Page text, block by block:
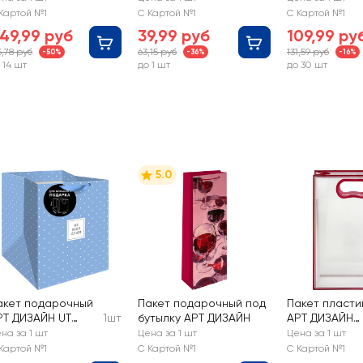
напитков
№1
руб
руб -50%
14 шт
0,5cмх10м
С Картой №1
39,99 руб
63,15 руб -36%
до 1 шт
шоколада с
С Картой №1
109,99
131,59 руб -16%
до 30 шт
подарочный
ДИЗАЙН UT
плюс,
1шт
за 1 шт
№1
5.0
Пакет подарочный под
бутылку АРТ ДИЗАЙН
Цена за 1 шт
С Картой №1
Пакет
АРТ ДИЗАЙН
прозрачный, L
24х35х10см
Цена за 1 шт
С Картой №1